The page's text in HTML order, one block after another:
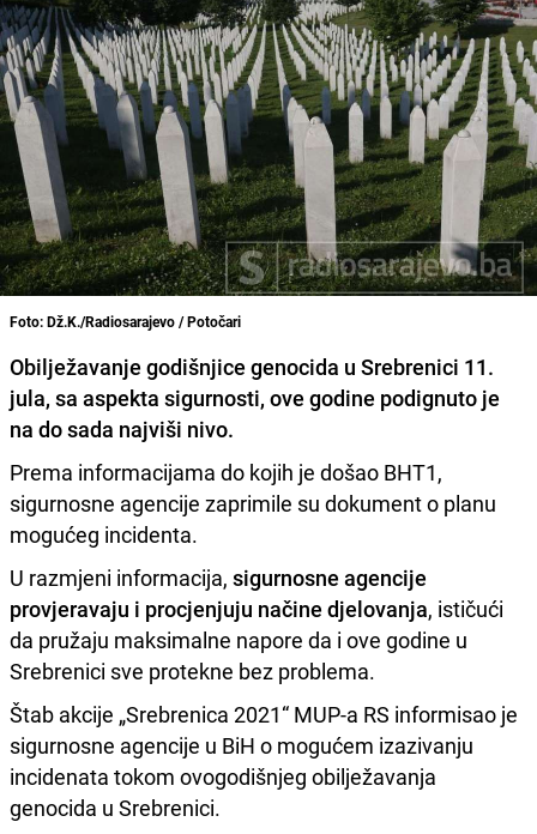
Foto: Dž.K./Radiosarajevo / Potočari
Obilježavanje godišnjice genocida u Srebrenici 11.
jula, sa aspekta sigurnosti, ove godine podignuto je
na do sada najviši nivo.
Prema informacijama do kojih je došao BHT1,
sigurnosne agencije zaprimile su dokument o planu
mogućeg incidenta.
U razmjeni informacija, sigurnosne agencije
provjeravaju i procjenjuju načine djelovanja, ističući
da pružaju maksimalne napore da i ove godine u
Srebrenici sve protekne bez problema.
Štab akcije „Srebrenica 2021“ MUP-a RS informisao je
sigurnosne agencije u BiH o mogućem izazivanju
incidenata tokom ovogodišnjeg obilježavanja
genocida u Srebrenici.